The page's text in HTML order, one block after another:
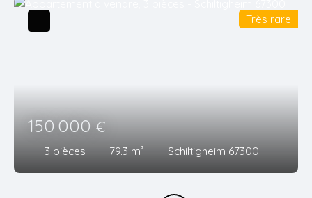
150 000€
3 pièces 79.3 m² Schiltigheim 67300
Très rare